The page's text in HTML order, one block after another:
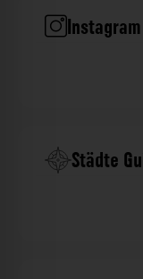
Instagram
Städte